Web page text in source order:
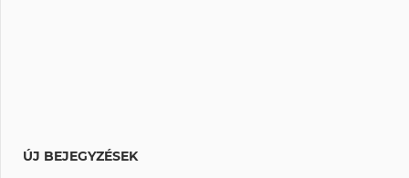
ÚJ BEJEGYZÉSEK